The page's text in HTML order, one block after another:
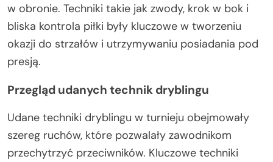
w obronie. Techniki takie jak zwody, krok w bok i
bliska kontrola piłki były kluczowe w tworzeniu
okazji do strzałów i utrzymywaniu posiadania pod
presją.
Przegląd udanych technik dryblingu
Udane techniki dryblingu w turnieju obejmowały
szereg ruchów, które pozwalały zawodnikom
przechytrzyć przeciwników. Kluczowe techniki